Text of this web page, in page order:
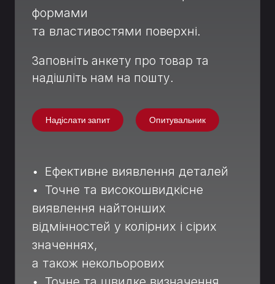
формами
та властивостями поверхні.
Заповніть анкету про товар та
надішліть нам на пошту.
Надіслати запит Опитувальник
• Ефективне виявлення деталей
• Точне та високошвидкісне
виявлення найтонших
відмінностей у колірних і сірих
значеннях,
а також некольорових